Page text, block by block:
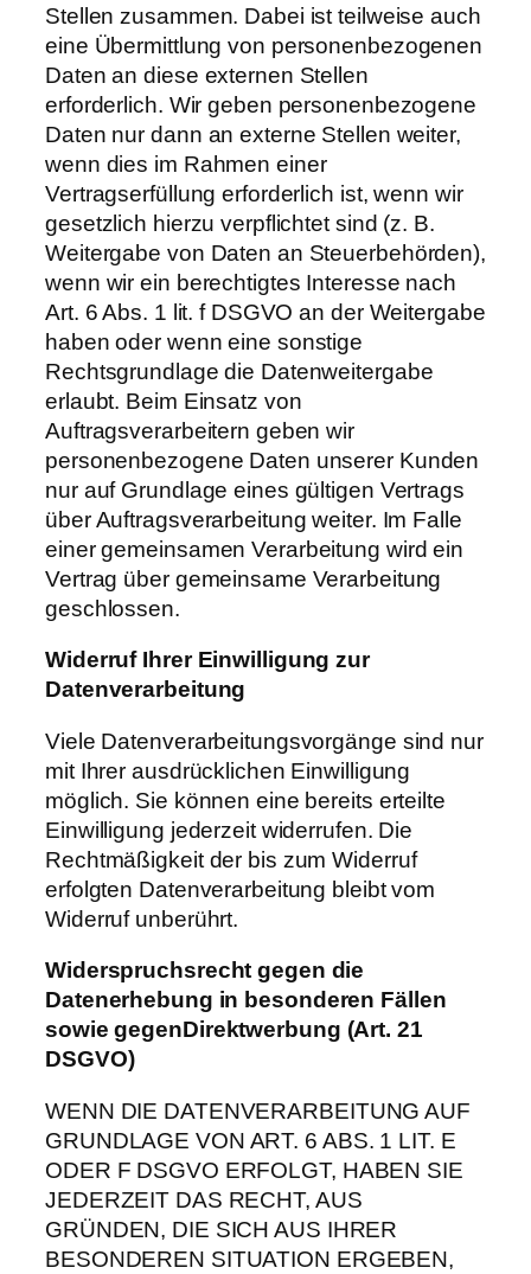
Stellen zusammen. Dabei ist teilweise auch
eine Übermittlung von personenbezogenen
Daten an diese externen Stellen
erforderlich. Wir geben personenbezogene
Daten nur dann an externe Stellen weiter,
wenn dies im Rahmen einer
Vertragserfüllung erforderlich ist, wenn wir
gesetzlich hierzu verpflichtet sind (z. B.
Weitergabe von Daten an Steuerbehörden),
wenn wir ein berechtigtes Interesse nach
Art. 6 Abs. 1 lit. f DSGVO an der Weitergabe
haben oder wenn eine sonstige
Rechtsgrundlage die Datenweitergabe
erlaubt. Beim Einsatz von
Auftragsverarbeitern geben wir
personenbezogene Daten unserer Kunden
nur auf Grundlage eines gültigen Vertrags
über Auftragsverarbeitung weiter. Im Falle
einer gemeinsamen Verarbeitung wird ein
Vertrag über gemeinsame Verarbeitung
geschlossen.
Widerruf Ihrer Einwilligungzur
Datenverarbeitung
Viele Datenverarbeitungsvorgänge sind nur
mit Ihrer ausdrücklichen Einwilligung
möglich. Sie können eine bereits erteilte
Einwilligung jederzeit widerrufen. Die
Rechtmäßigkeit der bis zum Widerruf
erfolgten Datenverarbeitung bleibt vom
Widerruf unberührt.
Widerspruchsrecht gegen die
Datenerhebung in besonderen Fällen
sowie gegenDirektwerbung (Art. 21
DSGVO)
WENN DIE DATENVERARBEITUNG AUF
GRUNDLAGE VON ART. 6 ABS. 1 LIT. E
ODER F DSGVO ERFOLGT, HABEN SIE
JEDERZEIT DAS RECHT, AUS
GRÜNDEN, DIE SICH AUS IHRER
BESONDEREN SITUATION ERGEBEN,